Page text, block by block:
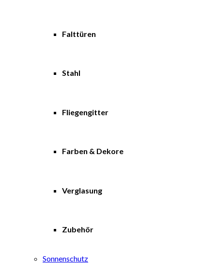
Falttüren
Stahl
Fliegengitter
Farben & Dekore
Verglasung
Zubehör
Sonnenschutz